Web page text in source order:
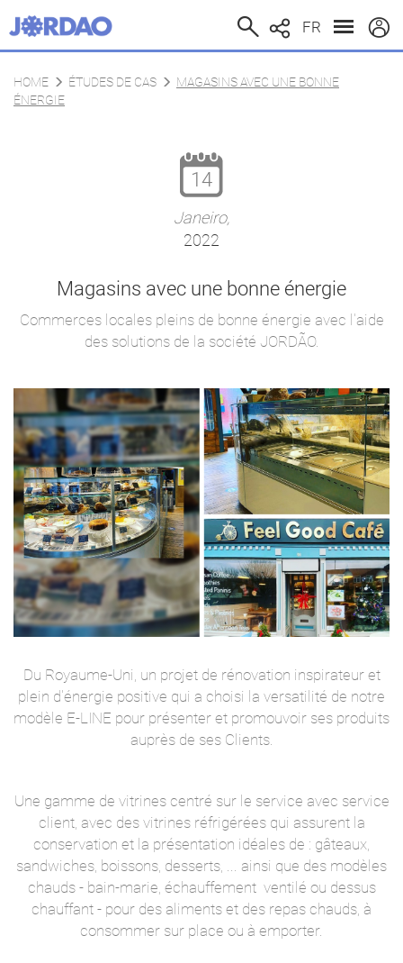
FR
HOME ÉTUDES DE CAS
MAGASINS AVEC UNE BONNE
ÉNERGIE
14
Janeiro,
2022
Magasins avec une bonne énergie
Commerces locales pleins de bonne énergie avec l'aide
des solutions de la société JORDÃO.
Du Royaume-Uni, un projet de rénovation inspirateur et
plein d'énergie positive qui a choisi la versatilité de notre
modèle E-LINE pour présenter et promouvoir ses produits
auprès de ses Clients.
Une gamme de vitrines centré sur le service avec service
client, avec des vitrines réfrigérées qui assurent la
conservation et la présentation idéales de : gâteaux,
sandwiches, boissons, desserts, ... ainsi que des modèles
chauds - bain-marie, échauffement ventilé ou dessus
chauffant - pour des aliments et des repas chauds, à
consommer sur place ou à emporter.